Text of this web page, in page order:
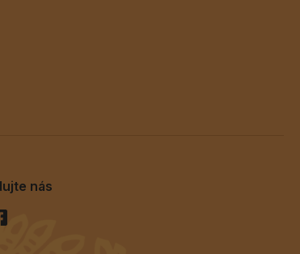
nás